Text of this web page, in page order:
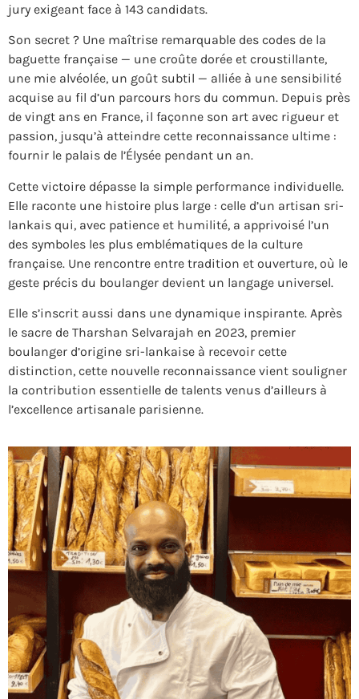
jury exigeant face à 143 candidats.
Son secret ? Une maîtrise remarquable des codes de la
baguette française — une croûte dorée et croustillante,
une mie alvéolée, un goût subtil — alliée à une sensibilité
acquise au fil d’un parcours hors du commun. Depuis près
de vingt ans en France, il façonne son art avec rigueur et
passion, jusqu’à atteindre cette reconnaissance ultime :
fournir le palais de l’Élysée pendant un an.
Cette victoire dépasse la simple performance individuelle.
Elle raconte une histoire plus large : celle d’un artisan sri-
lankais qui, avec patience et humilité, a apprivoisé l’un
des symboles les plus emblématiques de la culture
française. Une rencontre entre tradition et ouverture, où le
geste précis du boulanger devient un langage universel.
Elle s’inscrit aussi dans une dynamique inspirante. Après
le sacre de Tharshan Selvarajah en 2023, premier
boulanger d’origine sri-lankaise à recevoir cette
distinction, cette nouvelle reconnaissance vient souligner
la contribution essentielle de talents venus d’ailleurs à
l’excellence artisanale parisienne.